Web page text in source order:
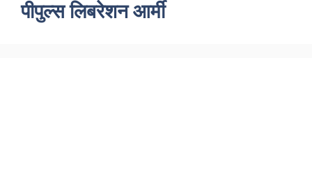
पीपुल्स लिबरेशन आर्मी